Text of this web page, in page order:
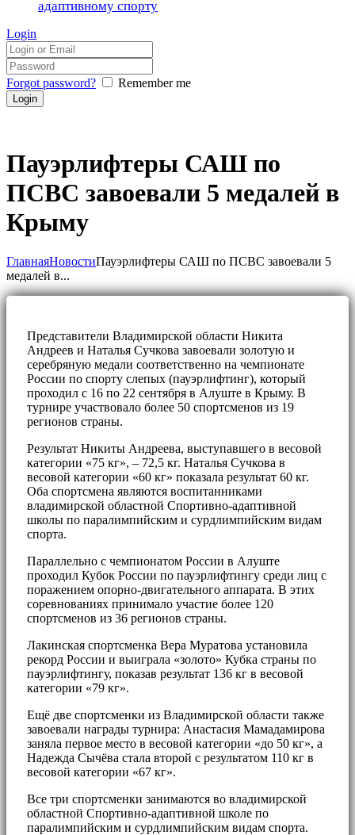
адаптивному спорту
Login
Forgot password? Remember me
Пауэрлифтеры САШ по
ПСВС завоевали 5 медалей в
Крыму
ГлавнаяНовостиПауэрлифтеры САШ по ПСВС завоевали 5
медалей в...
Представители Владимирской области Никита
Андреев и Наталья Сучкова завоевали золотую и
серебряную медали соответственно на чемпионате
России по спорту слепых (пауэрлифтинг), который
проходил с 16 по 22 сентября в Алуште в Крыму. В
турнире участвовало более 50 спортсменов из 19
регионов страны.
Результат Никиты Андреева, выступавшего в весовой
категории «75 кг», – 72,5 кг. Наталья Сучкова в
весовой категории «60 кг» показала результат 60 кг.
Оба спортсмена являются воспитанниками
владимирской областной Спортивно-адаптивной
школы по паралимпийским и сурдлимпийским видам
спорта.
Параллельно с чемпионатом России в Алуште
проходил Кубок России по пауэрлифтингу среди лиц с
поражением опорно-двигательного аппарата. В этих
соревнованиях принимало участие более 120
спортсменов из 36 регионов страны.
Лакинская спортсменка Вера Муратова установила
рекорд России и выиграла «золото» Кубка страны по
пауэрлифтингу, показав результат 136 кг в весовой
категории «79 кг».
Ещё две спортсменки из Владимирской области также
завоевали награды турнира: Анастасия Мамадамирова
заняла первое место в весовой категории «до 50 кг», а
Надежда Сычёва стала второй с результатом 110 кг в
весовой категории «67 кг».
Все три спортсменки занимаются во владимирской
областной Спортивно-адаптивной школе по
паралимпийским и сурдлимпийским видам спорта.